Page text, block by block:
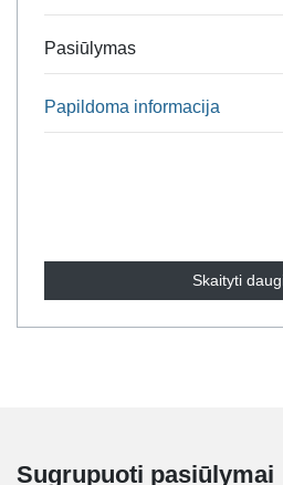
Pasiūlymas
Papildoma informacija
Skaityti
Sugrupuoti pasiūlymai